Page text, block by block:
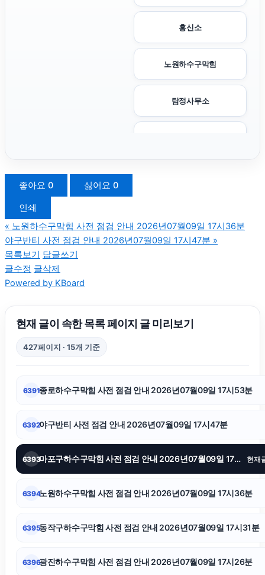
흥신소
노원하수구막힘
탐정사무소
인스타그램 팔로워 구매
인스타그램 좋아요 늘리기
동탄치과
도봉하수구막힘
좋아요 0 싫어요 0
인쇄
« 노원하수구막힘 사전 점검 안내 2026년07월09일 17시36분
야구반티 사전 점검 안내 2026년07월09일 17시47분 »
목록보기 답글쓰기
글수정 글삭제
Powered by KBoard
현재 글이 속한 목록 페이지 글 미리보기
427페이지 · 15개 기준
6391종로하수구막힘 사전 점검 안내 2026년07월09일 17시53분
6392야구반티 사전 점검 안내 2026년07월09일 17시47분
6393 마포구하수구막힘 사전 점검 안내 2026년07월09일 17시44분 현재
6394노원하수구막힘 사전 점검 안내 2026년07월09일 17시36분
6395동작구하수구막힘 사전 점검 안내 2026년07월09일 17시31분
6396광진하수구막힘 사전 점검 안내 2026년07월09일 17시26분